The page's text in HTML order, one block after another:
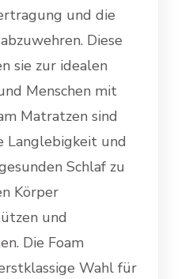
und die
Diese
sie zur idealen
Menschen mit
Matratzen sind
Langlebigkeit und
Schlaf zu
Körper
und
Die Foam
Wahl für